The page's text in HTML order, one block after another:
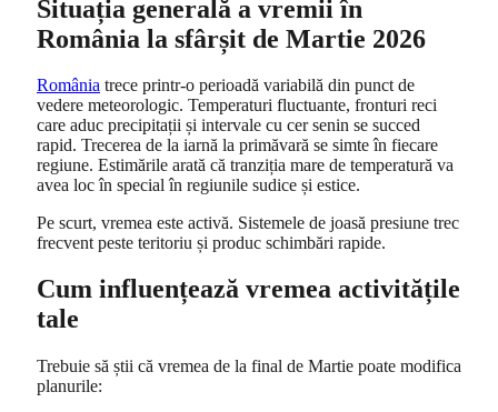
Situația generală a vremii în
România la sfârșit de Martie 2026
România trece printr-o perioadă variabilă din punct de
vedere meteorologic. Temperaturi fluctuante, fronturi reci
care aduc precipitații și intervale cu cer senin se succed
rapid. Trecerea de la iarnă la primăvară se simte în fiecare
regiune. Estimările arată că tranziția mare de temperatură va
avea loc în special în regiunile sudice și estice.
Pe scurt, vremea este activă. Sistemele de joasă presiune trec
frecvent peste teritoriu și produc schimbări rapide.
Cum influențează vremea activitățile
tale
Trebuie să știi că vremea de la final de Martie poate modifica
planurile: